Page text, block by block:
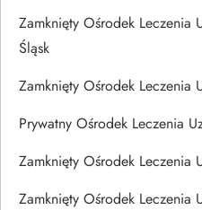
Zamknięty Ośrodek Leczenia
Śląsk
Zamknięty Ośrodek Leczenia
Prywatny Ośrodek Leczenia
Zamknięty Ośrodek Leczenia
Zamknięty Ośrodek Leczenia